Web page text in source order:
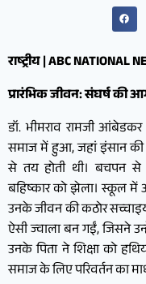
राष्ट्रीय | ABC NATIONAL
प्रारंभिक जीवन: संघर्ष की
डॉ. भीमराव रामजी
समाज में हुआ, जहां इंसान
से तय होती थी। बचपन से
बहिष्कार को झेला। स्कूल
उनके जीवन की कठोर
ऐसी ज्वाला बन गईं, जिसने
उनके पिता ने शिक्षा को
समाज के लिए परिवर्तन का